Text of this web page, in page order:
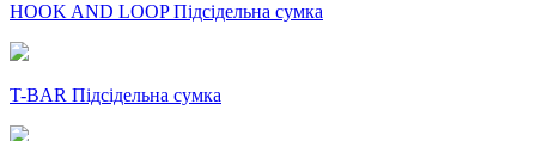
HOOK AND LOOP Підсідельна сумка
T-BAR Підсідельна сумка